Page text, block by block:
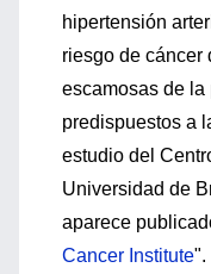
hipertensión
riesgo de cáncer
escamosas de
predispuestos a
estudio del
Universidad de
aparece
Cancer Institute".